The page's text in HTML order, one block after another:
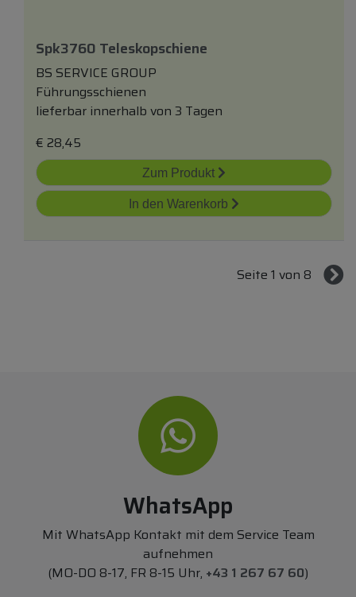
Spk3760 Teleskopschiene
BS SERVICE GROUP
Führungsschienen
lieferbar innerhalb von 3 Tagen
€ 28,45
Zum Produkt
In den Warenkorb
Seite 1 von 8
WhatsApp
Mit WhatsApp Kontakt mit dem Service Team
aufnehmen
(MO-DO 8-17, FR 8-15 Uhr, +43 1 267 67 60)